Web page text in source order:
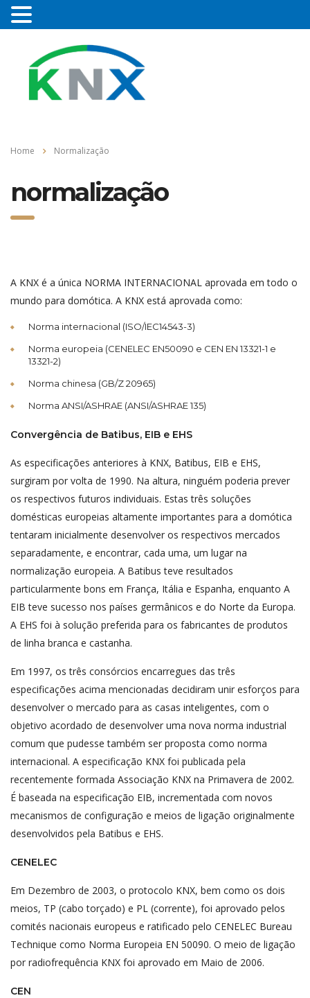
Home Normalização
normalização
A KNX é a única NORMA INTERNACIONAL aprovada em todo o
mundo para domótica. A KNX está aprovada como:
Norma internacional (ISO/IEC14543-3)
Norma europeia (CENELEC EN50090 e CEN EN 13321-1 e
13321-2)
Norma chinesa (GB/Z 20965)
Norma ANSI/ASHRAE (ANSI/ASHRAE 135)
Convergência de Batibus, EIB e EHS
As especificações anteriores à KNX, Batibus, EIB e EHS,
surgiram por volta de 1990. Na altura, ninguém poderia prever
os respectivos futuros individuais. Estas três soluções
domésticas europeias altamente importantes para a domótica
tentaram inicialmente desenvolver os respectivos mercados
separadamente, e encontrar, cada uma, um lugar na
normalização europeia. A Batibus teve resultados
particularmente bons em França, Itália e Espanha, enquanto A
EIB teve sucesso nos países germânicos e do Norte da Europa.
A EHS foi à solução preferida para os fabricantes de produtos
de linha branca e castanha.
Em 1997, os três consórcios encarregues das três
especificações acima mencionadas decidiram unir esforços para
desenvolver o mercado para as casas inteligentes, com o
objetivo acordado de desenvolver uma nova norma industrial
comum que pudesse também ser proposta como norma
internacional. A especificação KNX foi publicada pela
recentemente formada Associação KNX na Primavera de 2002.
É baseada na especificação EIB, incrementada com novos
mecanismos de configuração e meios de ligação originalmente
desenvolvidos pela Batibus e EHS.
CENELEC
Em Dezembro de 2003, o protocolo KNX, bem como os dois
meios, TP (cabo torçado) e PL (corrente), foi aprovado pelos
comités nacionais europeus e ratificado pelo CENELEC Bureau
Technique como Norma Europeia EN 50090. O meio de ligação
por radiofrequência KNX foi aprovado em Maio de 2006.
CEN